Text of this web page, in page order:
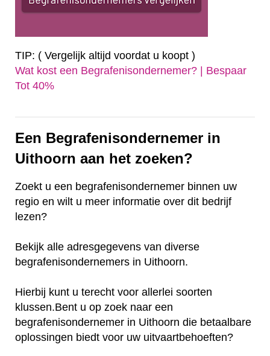
TIP: ( Vergelijk altijd voordat u koopt )
Wat kost een Begrafenisondernemer? | Bespaar
Tot 40%‎
Een Begrafenisondernemer in
Uithoorn aan het zoeken?
Zoekt u een begrafenisondernemer binnen uw
regio en wilt u meer informatie over dit bedrijf
lezen?
Bekijk alle adresgegevens van diverse
begrafenisondernemers in Uithoorn.
Hierbij kunt u terecht voor allerlei soorten
klussen.Bent u op zoek naar een
begrafenisondernemer in Uithoorn die betaalbare
oplossingen biedt voor uw uitvaartbehoeften?